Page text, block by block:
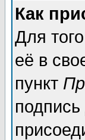
Как
Для
её в
пункт